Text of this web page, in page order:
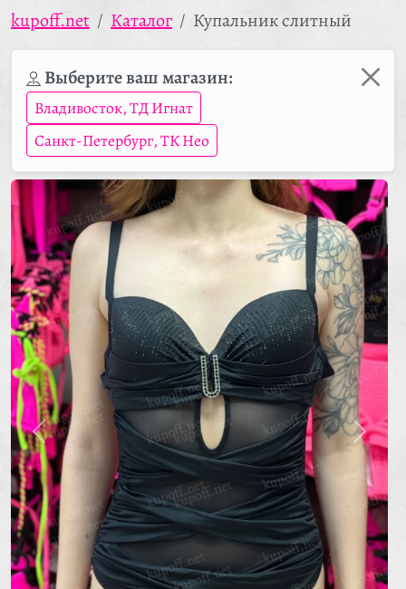
kupoff.net Каталог Купальник слитный
Выберите ваш магазин:
Владивосток, ТД Игнат
Санкт-Петербург, ТК Нео